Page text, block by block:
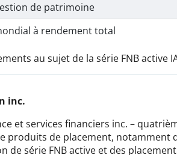
de patrimoine
à rendement total
au sujet de la série FNB active
inc.
et services financiers inc. –
produits de placement, notamment
de série FNB active et des